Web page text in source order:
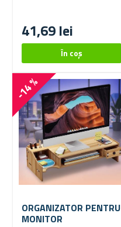
41,69 lei
-14 %
ORGANIZATOR PENTRU
MONITOR